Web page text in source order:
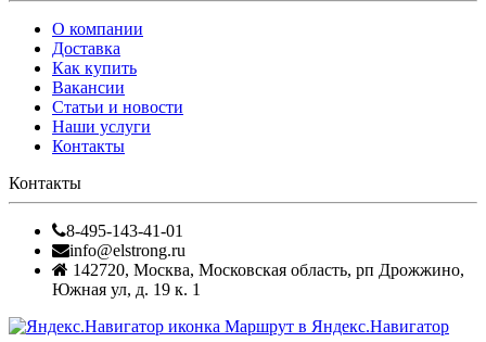
О компании
Доставка
Как купить
Вакансии
Статьи и новости
Наши услуги
Контакты
Контакты
8-495-143-41-01
info@elstrong.ru
142720, Москва, Московская область, рп Дрожжино,
Южная ул, д. 19 к. 1
Маршрут в Яндекс.Навигатор